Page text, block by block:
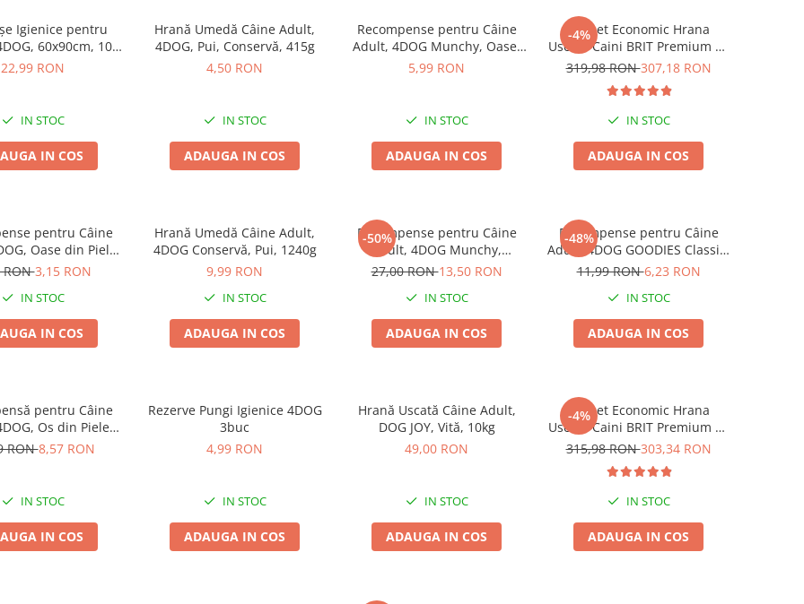
Igienice pentru
60x90cm, 10
bucăți
22,99 RON
IN STOC
IN COS
Hrană Umedă Câine Adult,
4DOG, Pui, Conservă, 415g
4,50 RON
IN STOC
ADAUGA IN COS
Recompense pentru Câine
Adult, 4DOG Munchy, Oase,
Vită, 10cm, 3 bucăți
5,99 RON
IN STOC
ADAUGA IN COS
-4%
Pachet Economic Hrana
Uscata Caini BRIT Premium by
Nature Medium Adult 2x15kg
319,98 RON307,18 RON
IN STOC
ADAUGA IN COS
pentru Câine
Oase din Piele
8.5cm, 3 bucăți
RON3,15 RON
IN STOC
IN COS
Hrană Umedă Câine Adult,
4DOG Conservă, Pui, 1240g
9,99 RON
IN STOC
ADAUGA IN COS
-50%
Recompense pentru Câine
Adult, 4DOG Munchy,
Batoane, Vită, 12.5cm, 100
27,00 RON13,50 RON
IN STOC
ADAUGA IN COS
-48%
Recompense pentru Câine
Adult, 4DOG GOODIES Classic,
Sticks cu Pui și Orez, 100g
11,99 RON6,23 RON
IN STOC
ADAUGA IN COS
pentru Câine
Os din Piele
22cm
RON8,57 RON
IN STOC
IN COS
Rezerve Pungi Igienice 4DOG
3buc
4,99 RON
IN STOC
ADAUGA IN COS
Hrană Uscată Câine Adult,
DOG JOY, Vită, 10kg
49,00 RON
IN STOC
ADAUGA IN COS
-4%
Pachet Economic Hrana
Uscata Caini BRIT Premium by
Nature Maxi/Giant Senior
315,98 RON303,34 RON
IN STOC
ADAUGA IN COS